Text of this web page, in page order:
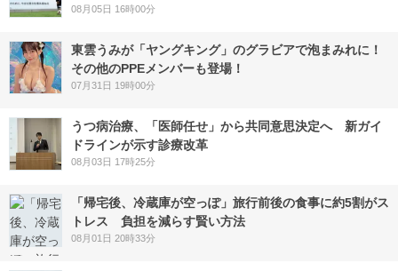
08月05日 16時00分
東雲うみが「ヤングキング」のグラビアで泡まみれに！
その他のPPEメンバーも登場！
07月31日 19時00分
うつ病治療、「医師任せ」から共同意思決定へ 新ガイ
ドラインが示す診療改革
08月03日 17時25分
「帰宅後、冷蔵庫が空っぽ」旅行前後の食事に約5割がス
トレス 負担を減らす賢い方法
08月01日 20時33分